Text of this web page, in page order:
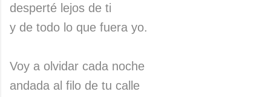
desperté lejos de ti
y de todo lo que fuera yo.
Voy a olvidar cada noche
andada al filo de tu calle